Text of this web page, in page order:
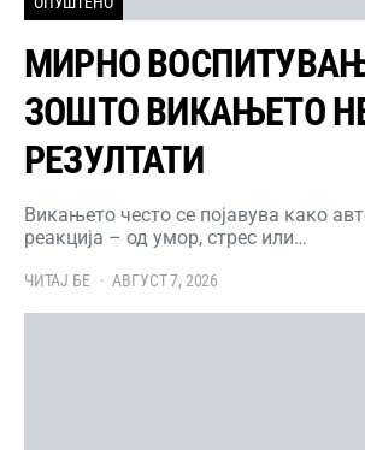
МИРНО
ЗОШТО ВИКАЊЕТО
РЕЗУЛТАТИ
Викањето често се појавува како
реакција – од умор, стрес или…
ЧИТАЈ БЕ АВГУСТ 7, 2026